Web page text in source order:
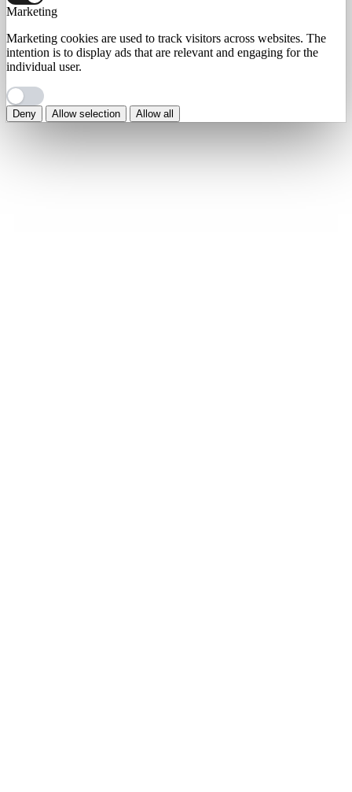
Marketing
Marketing cookies are used to track visitors across websites. The
intention is to display ads that are relevant and engaging for the
individual user.
Deny Allow selection Allow all